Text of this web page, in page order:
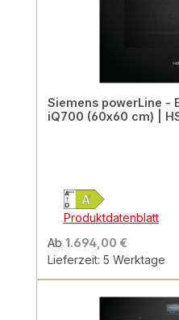
Siemens powerLine -
iQ700 (60x60 cm) |
Produktdatenblatt
Ab 1.694,00 €
Lieferzeit: 5 Werktage